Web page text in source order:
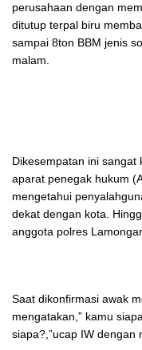
perusahaan dengan
ditutup terpal biru
sampai 8ton BBM jenis
malam.
Dikesempatan ini
aparat penegak hukum
mengetahui
dekat dengan kota.
anggota polres
Saat dikonfirmasi awak
mengatakan,” kamu
siapa?,”ucap IW dengan